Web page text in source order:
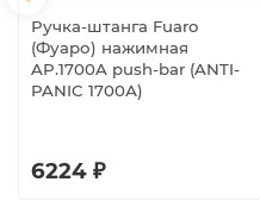
Ручка-штанга Fuaro
(Фуаро) нажимная
AP.1700A push-bar (ANTI-
PANIC 1700А)
6224 ₽